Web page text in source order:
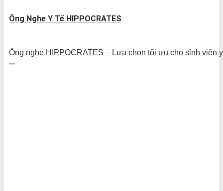
Ống Nghe Y Tế HIPPOCRATES
Ống nghe HIPPOCRATES – Lựa chọn tối ưu cho sinh viên y
...